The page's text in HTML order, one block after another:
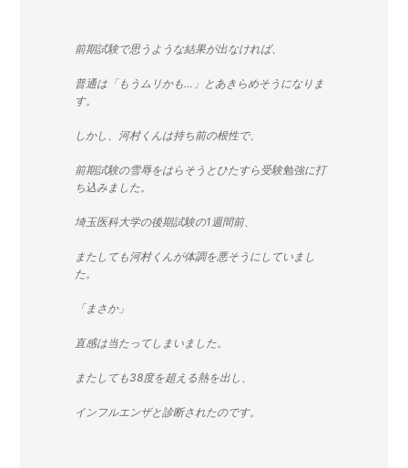
前期試験で思うような結果が出なければ、
普通は「もうムリかも…」とあきらめそうになりま
す。
しかし、河村くんは持ち前の根性で、
前期試験の雪辱をはらそうとひたすら受験勉強に打
ち込みました。
埼玉医科大学の後期試験の1週間前、
またしても河村くんが体調を悪そうにしていまし
た。
「まさか」
直感は当たってしまいました。
またしても38度を超える熱を出し、
インフルエンザと診断されたのです。